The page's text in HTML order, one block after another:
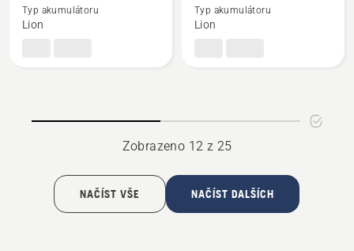
40-Typ akumulátoru
Lion
40-Typ akumulátoru
Lion
Zobrazeno 12 z 25
NAČÍST VŠE NAČÍST DALŠÍCH